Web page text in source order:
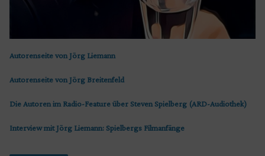
Autorenseite von Jörg Liemann
Autorenseite von Jörg Breitenfeld
Die Autoren im Radio-Feature über Steven Spielberg (ARD-Audiothek)
Interview mit Jörg Liemann: Spielbergs Filmanfänge